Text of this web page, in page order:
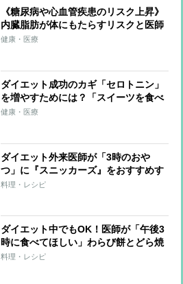
《糖尿病や心血管疾患のリスク上昇》
内臓脂肪が体にもたらすリスクと医師
が考える“3大注意食品”とは？
健康・医療
ダイエット成功のカギ「セロトニン」
を増やすためには？「スイーツを食べ
る」「噛む」「泣く」など7つの方法
健康・医療
ダイエット外来医師が「3時のおや
つ」に『スニッカーズ』をおすすめす
る理由
料理・レシピ
ダイエット中でもOK！医師が「午後3
時に食べてほしい」わらび餅とどら焼
きのレシピ
料理・レシピ